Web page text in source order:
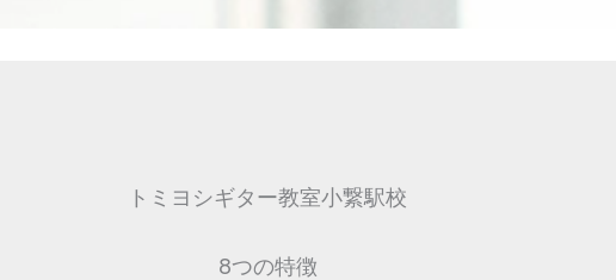
トミヨシギター教室小繋駅校
8つの特徴